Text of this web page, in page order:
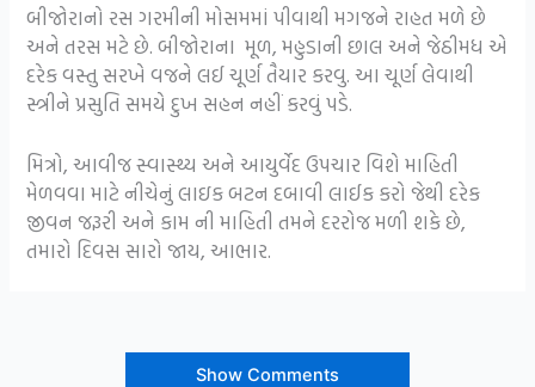
બીજોરાનો રસ ગરમીની મોસમમાં પીવાથી મગજને રાહત મળે છે
અને તરસ મટે છે. બીજોરાના મૂળ, મહુડાની છાલ અને જેઠીમધ એ
દરેક વસ્તુ સરખે વજને લઈ ચૂર્ણ તૈયાર કરવુ. આ ચૂર્ણ લેવાથી
સ્ત્રીને પ્રસુતિ સમયે દુખ સહન નહીં કરવું પડે.
મિત્રો, આવીજ સ્વાસ્થ્ય અને આયુર્વેદ ઉપચાર વિશે માહિતી
મેળવવા માટે નીચેનું લાઇક બટન દબાવી લાઈક કરો જેથી દરેક
જીવન જરૂરી અને કામ ની માહિતી તમને દરરોજ મળી શકે છે,
તમારો દિવસ સારો જાય, આભાર.
Show Comments